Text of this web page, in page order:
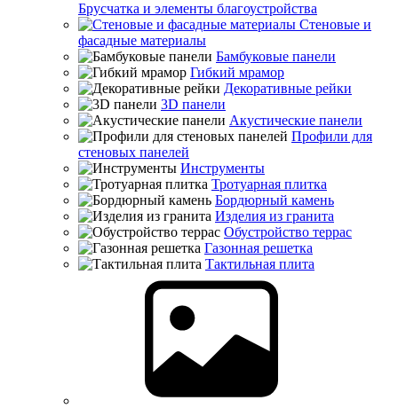
Брусчатка и элементы благоустройства
Стеновые и
фасадные материалы
Бамбуковые панели
Гибкий мрамор
Декоративные рейки
3D панели
Акустические панели
Профили для
стеновых панелей
Инструменты
Тротуарная плитка
Бордюрный камень
Изделия из гранита
Обустройство террас
Газонная решетка
Тактильная плита